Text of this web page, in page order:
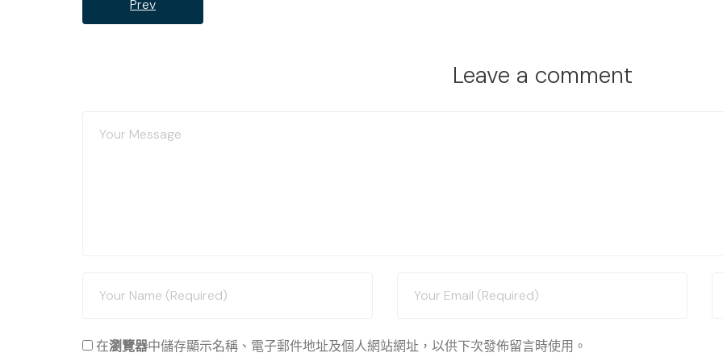
Prev
Leave a comment
在瀏覽器中儲存顯示名稱、電子郵件地址及個人網站網址，以供下次發佈留言時使用。